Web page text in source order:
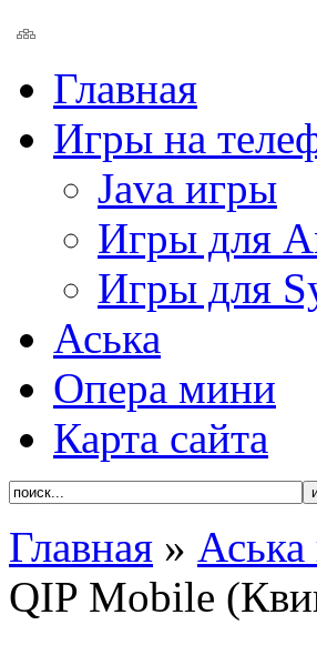
Главная
Игры на
Java игры
Игры для
Игры для
Аська
Опера мини
Карта сайта
Главная » Аська
QIP Mobile